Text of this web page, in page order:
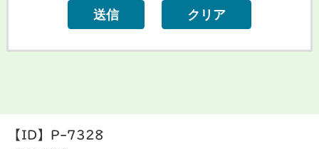
【ID】 P-7328